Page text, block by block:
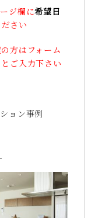
ジ欄に希望日
さい
方はフォーム
ご入力下さい
ョン事例